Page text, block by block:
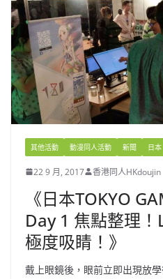
其他活動 動漫同人活動 新聞 日本
22 9 月, 2017 香港同人HKdoujin
《日本TOKYO
Day 1 焦點整理
極度吸睛！》
戴上眼鏡後，眼前立即出現放